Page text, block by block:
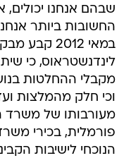
שבהם אנחנו
החשובות ביותר
במאי 2012
לינדנשטראוס, כי
מקבלי ההחלטות
וכי חלק מהמלצות
מעורבותו של משרד
פורמלית, בכירי
הנוכחי לישיבות